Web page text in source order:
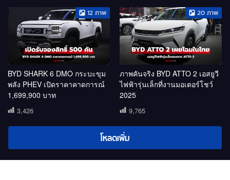
12 ภาพ
BYD SHARK 6 DMO กระบะขุม
พลัง PHEV เปิดราคาคาดการณ์
1,699,900 บาท
3,426
20 ภาพ
ภาพคันจริง BYD ATTO 2 เอสยูวี
ไฟฟ้ารุ่นเล็กที่งานมอเตอร์โชว์
2025
9,765
โหลดเพิ่ม